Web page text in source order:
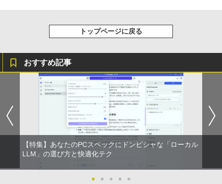
内すずえ 白泉社（少女コミック）
永遠の記憶 [ 東野 圭吾 ]
￥2,310
片田舎のおっさん、剣聖になる 11 〜
した弟子たちが俺を放ってくれない件〜
【電子書籍】[ 佐賀崎しげる ]
￥-
【2026年アップグレード版】AOKIMI ワイヤ
レスイヤホン bluetooth イヤホン V12 小型
軽量 ブルートゥースHi-Fi 最大36時間再生 ぶ
るーとゅーす コードレス ENCノイズキャン
セリング 自動ペアリング Type-C充電 マイク
付き 防水 タッチ式音量調整 スポーツ/通勤/通
学/WEB会議(ホワイト)
￥1,964
Xiaomi シャオミ REDMI Buds 8 Lite ワイヤ
レスイヤホン Bluetooth 5.4 ノイズキャンセ
￥250
On My Road (Stadium ver.)
￥250
BUGS LIFE
￥250
強炭酸水 ペットボトル 500ミリリットル (Sm
art Basic)
by Amazon 天然水ラベルレス 2L×9本
￥1,117
コカ・コーラ やかんの麦茶 from 爽健美茶 ラ
ベルレス 650mlPET×24本
￥594
HUNTER×HUNTER モノクロ版 39 (ジャンプ
コミックスDIGITAL)
￥572
スーパーの裏でヤニ吸うふたり 9巻 (デジタル
版ビッグガンガンコミックス)
￥810
トップページに戻る
おすすめ記事
【特集】あなたのPCスペックにドンピシャな「ローカル
LLM」の選び方と快適化テク
● ● ● ● ●